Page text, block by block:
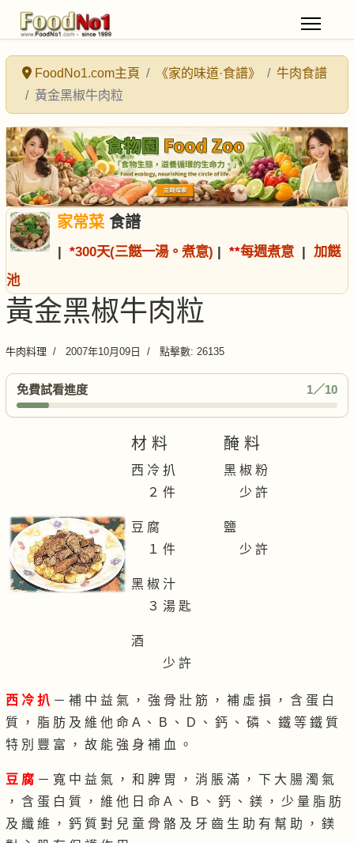
FoodNo1.com主頁 《家的味道·食譜》
牛肉食譜
黃金黑椒牛肉粒
家常菜食譜
| *300天(三餸一湯。煮意) | **每週煮意 | 加餸
池
黃金黑椒牛肉粒
牛肉料理 2007年10月09日 點擊數: 26135
免費試看進度 1／10
材 料
西 冷 扒
２ 件
豆 腐
１ 件
黑 椒 汁
３ 湯 匙
酒
少 許
醃 料
黑 椒 粉
少 許
鹽
少 許
西 冷 扒 － 補 中 益 氣 ， 強 骨 壯 筋 ， 補 虛 損 ， 含 蛋 白
質 ， 脂 肪 及 維 他 命 A 、 B 、 D 、 鈣 、 磷 、 鐵 等 鐵 質
特 別 豐 富 ， 故 能 強 身 補 血 。
豆 腐 － 寬 中 益 氣 ， 和 脾 胃 ， 消 脹 滿 ， 下 大 腸 濁 氣
， 含 蛋 白 質 ， 維 他 日 命 A 、 B 、 鈣 、 鎂 ， 少 量 脂 肪
及 纖 維 ， 鈣 質 對 兒 童 骨 骼 及 牙 齒 生 助 有 幫 助 ， 鎂